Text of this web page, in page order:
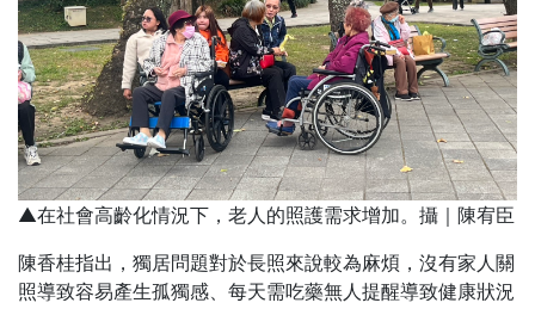
▲在社會高齡化情況下，老人的照護需求增加。攝｜陳宥臣
陳香桂指出，獨居問題對於長照來說較為麻煩，沒有家人關
照導致容易產生孤獨感、每天需吃藥無人提醒導致健康狀況